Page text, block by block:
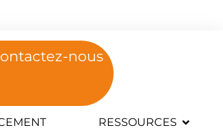
nous
RESSOURCES